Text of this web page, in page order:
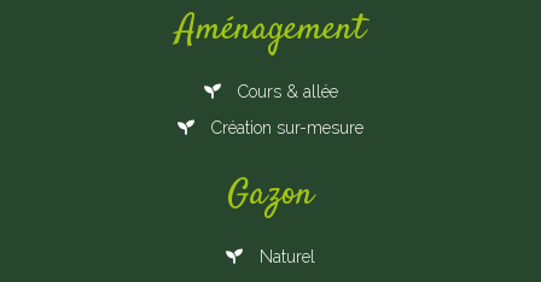
Aménagement
Cours & allée
Création sur-mesure
Gazon
Naturel